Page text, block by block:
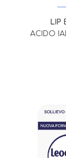
LIP
ACIDO